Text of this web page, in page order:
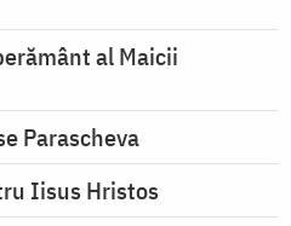
al Maicii
Parascheva
Iisus Hristos